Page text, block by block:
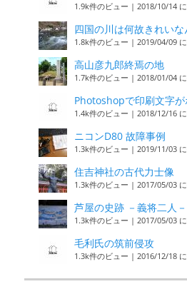
1.9k件のビュー | 2018/10/14
四国の川は何故きれいな
1.8k件のビュー | 2019/04/09
高山彦九郎終焉の地
1.7k件のビュー | 2018/01/04
Photoshopで印刷文字が
1.4k件のビュー | 2018/12/16
ニコンD80 故障事例
1.3k件のビュー | 2019/11/03
住吉神社の古代力士像
1.3k件のビュー | 2017/05/03
芦屋の史跡 －義将二人－
1.3k件のビュー | 2017/05/03
毛利氏の筑前侵攻
1.3k件のビュー | 2016/12/18